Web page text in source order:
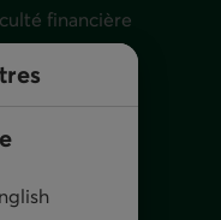
financière